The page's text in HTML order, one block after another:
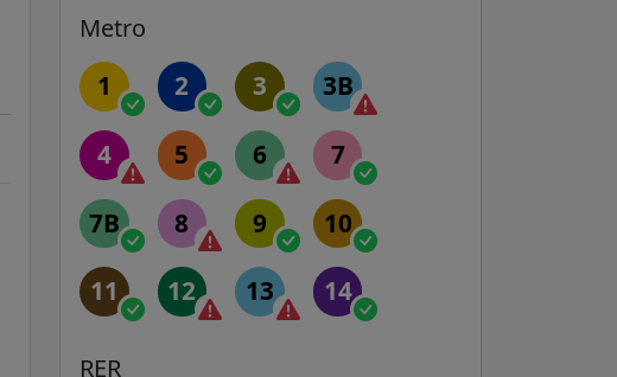
Metro
1 2 3 3B
4 5 6 7
7B 8 9 10
11 12 13 14
RER